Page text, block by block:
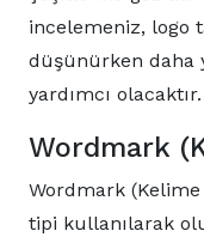
incelemeniz, logo
düşünürken daha
yardımcı olacaktır.
Wordmark
Wordmark
tipi kullanılarak